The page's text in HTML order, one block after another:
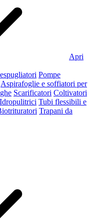
Apri
Pompe
Aspirafoglie e soffiatori per
Scarificatori Coltivatori
Idropulitrici Tubi flessibili e
Trapani da